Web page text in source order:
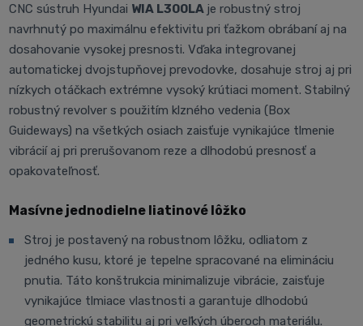
CNC sústruh Hyundai WIA L300LA je robustný stroj
navrhnutý po maximálnu efektivitu pri ťažkom obrábaní aj na
dosahovanie vysokej presnosti. Vďaka integrovanej
automatickej dvojstupňovej prevodovke, dosahuje stroj aj pri
nízkych otáčkach extrémne vysoký krútiaci moment. Stabilný
robustný revolver s použitím klzného vedenia (Box
Guideways) na všetkých osiach zaisťuje vynikajúce tlmenie
vibrácií aj pri prerušovanom reze a dlhodobú presnosť a
opakovateľnosť.
Masívne jednodielne liatinové lôžko
Stroj je postavený na robustnom lôžku, odliatom z
jedného kusu, ktoré je tepelne spracované na elimináciu
pnutia. Táto konštrukcia minimalizuje vibrácie, zaisťuje
vynikajúce tlmiace vlastnosti a garantuje dlhodobú
geometrickú stabilitu aj pri veľkých úberoch materiálu.